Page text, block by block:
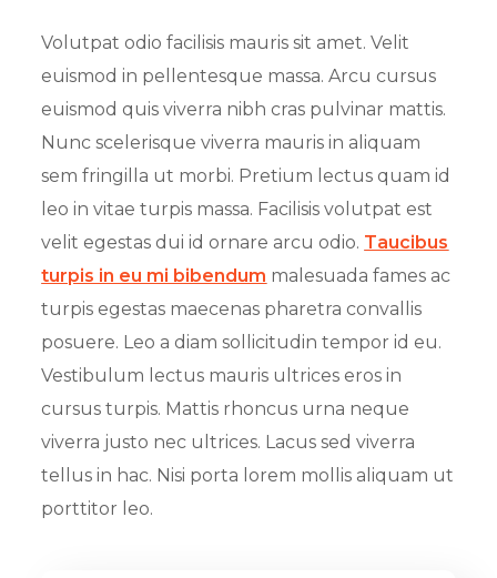
Volutpat odio facilisis mauris sit amet. Velit
euismod in pellentesque massa. Arcu cursus
euismod quis viverra nibh cras pulvinar mattis.
Nunc scelerisque viverra mauris in aliquam
sem fringilla ut morbi. Pretium lectus quam id
leo in vitae turpis massa. Facilisis volutpat est
velit egestas dui id ornare arcu odio. Taucibus
turpis in eu mi bibendum malesuada fames ac
turpis egestas maecenas pharetra convallis
posuere. Leo a diam sollicitudin tempor id eu.
Vestibulum lectus mauris ultrices eros in
cursus turpis. Mattis rhoncus urna neque
viverra justo nec ultrices. Lacus sed viverra
tellus in hac. Nisi porta lorem mollis aliquam ut
porttitor leo.